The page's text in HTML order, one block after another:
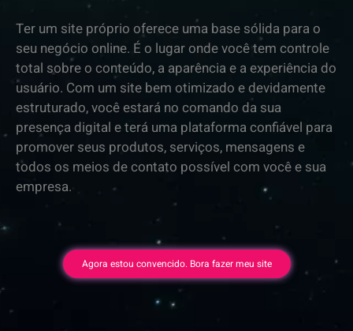
Ter um site próprio oferece uma base sólida para o
seu negócio online. É o lugar onde você tem controle
total sobre o conteúdo, a aparência e a experiência do
usuário. Com um site bem otimizado e devidamente
estruturado, você estará no comando da sua
presença digital e terá uma plataforma confiável para
promover seus produtos, serviços, mensagens e
todos os meios de contato possível com você e sua
empresa.
Agora estou convencido. Bora fazer meu site